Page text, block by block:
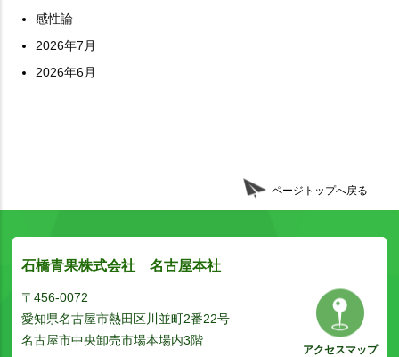
感性論
2026年7月
2026年6月
ページトップへ戻る
石橋青果株式会社 名古屋本社
〒456-0072
愛知県名古屋市熱田区川並町2番22号
名古屋市中央卸売市場本場内3階
アクセスマップ